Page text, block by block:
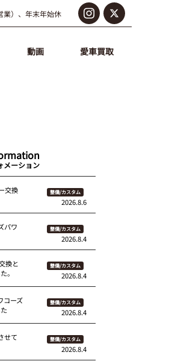
業）、年末年始休
動画 愛車買取
メーション
交換
整備/カスタム
2026.8.6
パワ
整備/カスタム
2026.8.4
換と
。
整備/カスタム
2026.8.4
コーズ
整備/カスタム
2026.8.4
せて
整備/カスタム
2026.8.4